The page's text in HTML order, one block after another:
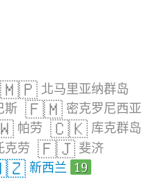
🇲🇵 北马里亚纳群岛
斯 🇫🇲 密克罗尼西亚
帕劳 🇨🇰 库克群岛
克劳 🇫🇯 斐济
新西兰 19